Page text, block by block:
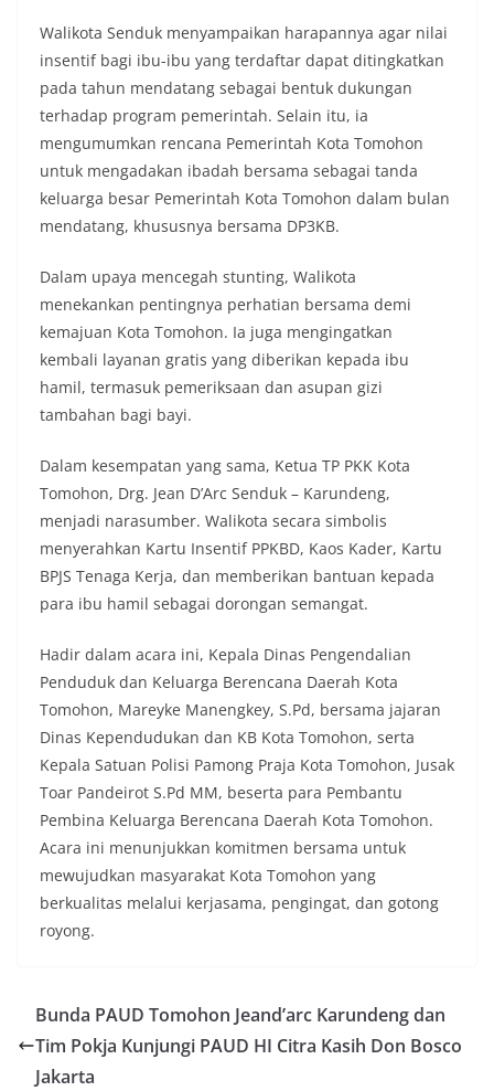
Walikota Senduk menyampaikan harapannya agar nilai
insentif bagi ibu-ibu yang terdaftar dapat ditingkatkan
pada tahun mendatang sebagai bentuk dukungan
terhadap program pemerintah. Selain itu, ia
mengumumkan rencana Pemerintah Kota Tomohon
untuk mengadakan ibadah bersama sebagai tanda
keluarga besar Pemerintah Kota Tomohon dalam bulan
mendatang, khususnya bersama DP3KB.
Dalam upaya mencegah stunting, Walikota
menekankan pentingnya perhatian bersama demi
kemajuan Kota Tomohon. Ia juga mengingatkan
kembali layanan gratis yang diberikan kepada ibu
hamil, termasuk pemeriksaan dan asupan gizi
tambahan bagi bayi.
Dalam kesempatan yang sama, Ketua TP PKK Kota
Tomohon, Drg. Jean D’Arc Senduk – Karundeng,
menjadi narasumber. Walikota secara simbolis
menyerahkan Kartu Insentif PPKBD, Kaos Kader, Kartu
BPJS Tenaga Kerja, dan memberikan bantuan kepada
para ibu hamil sebagai dorongan semangat.
Hadir dalam acara ini, Kepala Dinas Pengendalian
Penduduk dan Keluarga Berencana Daerah Kota
Tomohon, Mareyke Manengkey, S.Pd, bersama jajaran
Dinas Kependudukan dan KB Kota Tomohon, serta
Kepala Satuan Polisi Pamong Praja Kota Tomohon, Jusak
Toar Pandeirot S.Pd MM, beserta para Pembantu
Pembina Keluarga Berencana Daerah Kota Tomohon.
Acara ini menunjukkan komitmen bersama untuk
mewujudkan masyarakat Kota Tomohon yang
berkualitas melalui kerjasama, pengingat, dan gotong
royong.
Bunda PAUD Tomohon Jeand’arc Karundeng dan
Tim Pokja Kunjungi PAUD HI Citra Kasih Don Bosco
Jakarta